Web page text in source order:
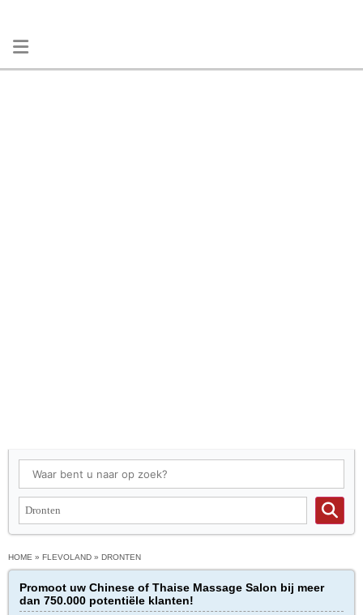
HOME » FLEVOLAND » DRONTEN
Promoot uw Chinese of Thaise Massage Salon bij meer
dan 750.000 potentiële klanten!